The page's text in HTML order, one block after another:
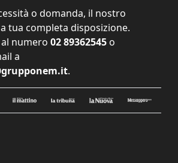
o domanda, il nostro
tua completa disposizione.
numero 02 89362545 o
a
.